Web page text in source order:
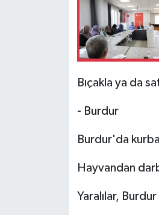
Bıçakla ya da
- Burdur
Burdur'da
Hayvandan
Yaralılar,